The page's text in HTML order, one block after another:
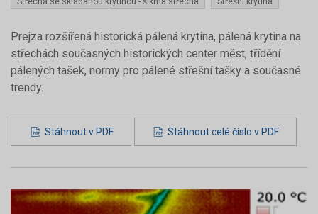
Prejza rozšířená historická pálená krytina, pálená krytina na
střechách současných historických center měst, třídění
pálených tašek, normy pro pálené střešní tašky a současné
trendy.
Stáhnout v PDF Stáhnout celé číslo v PDF